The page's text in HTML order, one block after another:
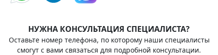
НУЖНА КОНСУЛЬТАЦИЯ СПЕЦИАЛИСТА?
Оставьте номер телефона, по которому наши специалисты
смогут с вами связаться для подробной консультации.